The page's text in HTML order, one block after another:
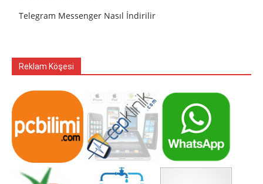
Telegram Messenger Nasıl İndirilir
Reklam Köşesi